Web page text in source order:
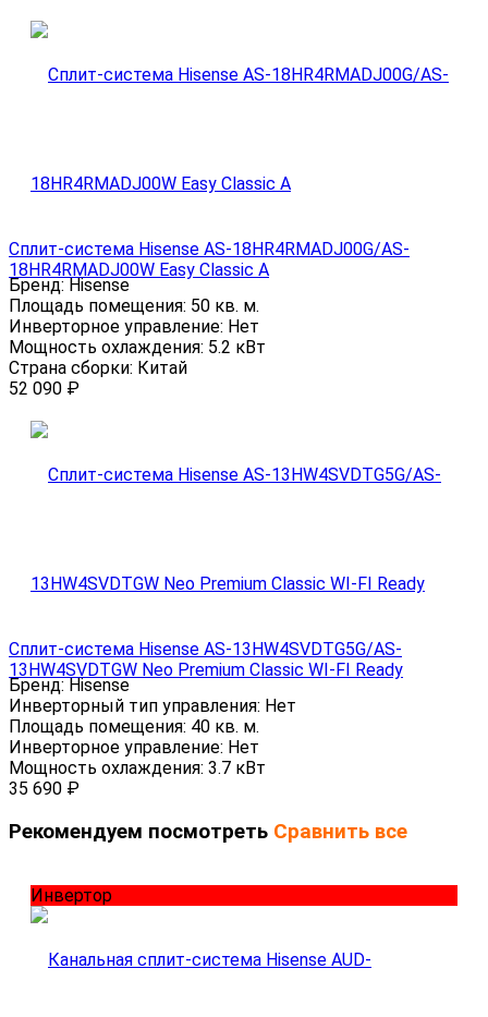
Сплит-система Hisense AS-18HR4RMADJ00G/AS-
18HR4RMADJ00W Easy Classic A
Бренд:Hisense
Площадь помещения: 50 кв. м.
Инверторное управление: Нет
Мощность охлаждения: 5.2 кВт
Страна сборки: Китай
52 090 ₽
Сплит-система Hisense AS-13HW4SVDTG5G/AS-
13HW4SVDTGW Neo Premium Classic WI-FI Ready
Бренд:Hisense
Инверторный тип управления: Нет
Площадь помещения: 40 кв. м.
Инверторное управление: Нет
Мощность охлаждения: 3.7 кВт
35 690 ₽
Рекомендуем посмотреть Сравнить все
Инвертор